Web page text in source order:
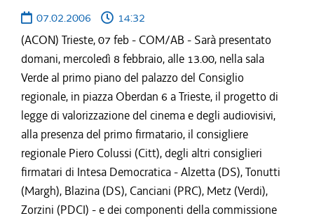
07.02.2006
14:32
(ACON) Trieste, 07 feb - COM/AB - Sarà presentato
domani, mercoledì 8 febbraio, alle 13.00, nella sala
Verde al primo piano del palazzo del Consiglio
regionale, in piazza Oberdan 6 a Trieste, il progetto di
legge di valorizzazione del cinema e degli audiovisivi,
alla presenza del primo firmatario, il consigliere
regionale Piero Colussi (Citt), degli altri consiglieri
firmatari di Intesa Democratica - Alzetta (DS), Tonutti
(Margh), Blazina (DS), Canciani (PRC), Metz (Verdi),
Zorzini (PDCI) - e dei componenti della commissione